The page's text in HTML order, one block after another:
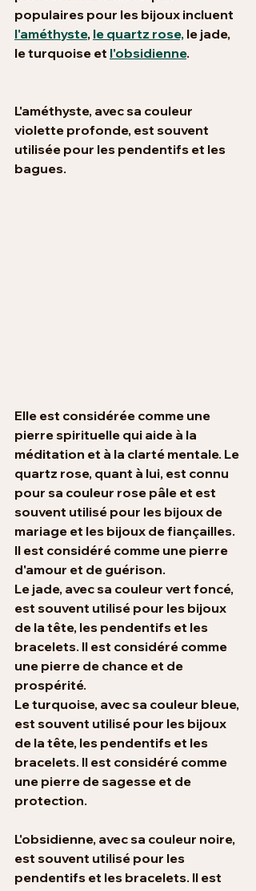
populaires pour les bijoux incluent
l'améthyste, le quartz rose, le jade,
le turquoise et l'obsidienne.
L'améthyste, avec sa couleur
violette profonde, est souvent
utilisée pour les pendentifs et les
bagues.
Elle est considérée comme une
pierre spirituelle qui aide à la
méditation et à la clarté mentale. Le
quartz rose, quant à lui, est connu
pour sa couleur rose pâle et est
souvent utilisé pour les bijoux de
mariage et les bijoux de fiançailles.
Il est considéré comme une pierre
d'amour et de guérison.
Le jade, avec sa couleur vert foncé,
est souvent utilisé pour les bijoux
de la tête, les pendentifs et les
bracelets. Il est considéré comme
une pierre de chance et de
prospérité.
Le turquoise, avec sa couleur bleue,
est souvent utilisé pour les bijoux
de la tête, les pendentifs et les
bracelets. Il est considéré comme
une pierre de sagesse et de
protection.
L'obsidienne, avec sa couleur noire,
est souvent utilisé pour les
pendentifs et les bracelets. Il est